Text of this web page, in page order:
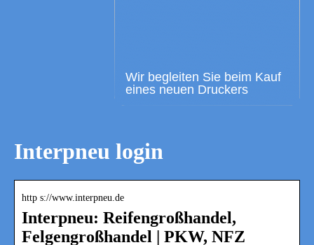
Wir begleiten Sie beim Kauf
eines neuen Druckers
Interpneu login
http s://www.interpneu.de
Interpneu: Reifengroßhandel,
Felgengroßhandel | PKW, NFZ